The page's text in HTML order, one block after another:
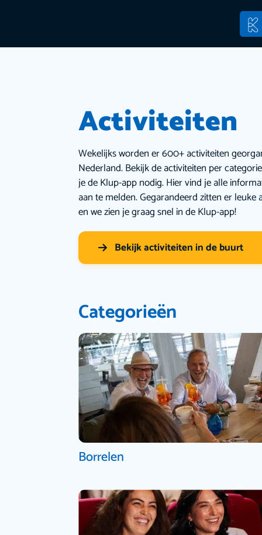
Activiteiten
Wekelijks worden er 600+ activiteiten
Nederland. Bekijk de activiteiten per
je de Klup-app nodig. Hier vind je alle
aan te melden. Gegarandeerd zitten er
en we zien je graag snel in de Klup-app!
Bekijk activiteiten in de buurt
Categorieën
Borrelen